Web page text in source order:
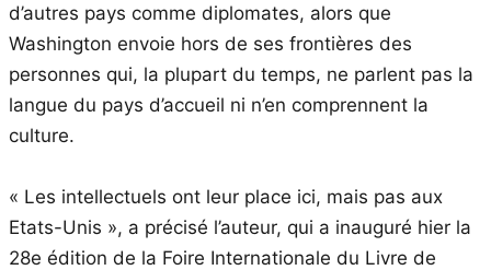
d’autres pays comme diplomates, alors que
Washington envoie hors de ses frontières des
personnes qui, la plupart du temps, ne parlent pas la
langue du pays d’accueil ni n’en comprennent la
culture.
« Les intellectuels ont leur place ici, mais pas aux
Etats-Unis », a précisé l’auteur, qui a inauguré hier la
28e édition de la Foire Internationale du Livre de